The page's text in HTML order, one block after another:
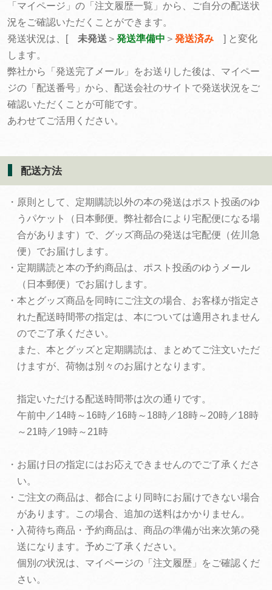
「マイページ」の「注文履歴一覧」から、ご自分の配送状
況をご確認いただくことができます。
発送状況は、[ 未発送 ＞ 発送準備中 ＞ 発送済み ] と変化
します。
弊社から「発送完了メール」をお送りした後は、マイペー
ジの「配送番号」から、配送会社のサイトで発送状況をご
確認いただくことが可能です。
あわせてご活用ください。
配送方法
・原則として、定期購読以外の本の発送はポスト投函のゆ
うパケット（日本郵便。弊社都合により宅配便になる場
合があります）で、グッズ商品の発送は宅配便（佐川急
便）でお届けします。
・定期購読と本の予約商品は、ポスト投函のゆうメール
（日本郵便）でお届けします。
・本とグッズ商品を同時にご注文の場合、お客様が指定さ
れた配送時間帯の指定は、本については適用されません
のでご了承ください。
また、本とグッズと定期購読は、まとめてご注文いただ
けますが、荷物は別々のお届けとなります。
指定いただける配送時間帯は次の通りです。
午前中／14時～16時／16時～18時／18時～20時／18時
～21時／19時～21時
・お届け日の指定にはお応えできませんのでご了承くださ
い。
・ご注文の商品は、都合により同時にお届けできない場合
があります。この場合、追加の送料はかかりません。
・入荷待ち商品・予約商品は、商品の準備が出来次第の発
送になります。予めご了承ください。
個別の状況は、マイページの「注文履歴」をご確認くだ
さい。